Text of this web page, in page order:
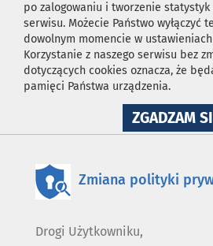
po zalogowaniu i tworzenie
serwisu. Możecie Państwo wyłączyć
dowolnym momencie w
Korzystanie z naszego serwisu bez
dotyczących cookies oznacza, że
pamięci Państwa urządzenia.
ZGADZAM
Zmiana polityki
Drogi Użytkowniku,